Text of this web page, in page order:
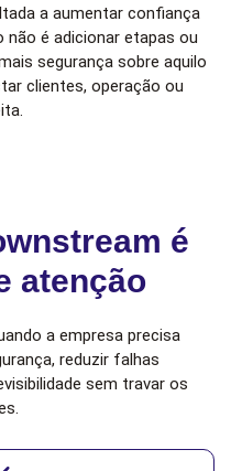
a aumentar confiança
não é adicionar etapas ou
segurança sobre aquilo
clientes, operação ou
é
atenção
a empresa precisa
reduzir falhas
sem travar os